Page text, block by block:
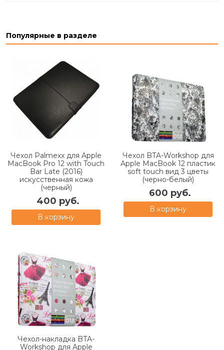
Популярные в разделе
Чехол Palmexx для Apple
MacBook Pro 12 with Touch
Bar Late (2016)
искусственная кожа
(черный)
400 руб.
В корзину
Чехол BTA-Workshop для
Apple MacBook 12 пластик
soft touch вид 3 цветы
(черно-белый)
600 руб.
В корзину
Чехол-накладка BTA-
Workshop для Apple